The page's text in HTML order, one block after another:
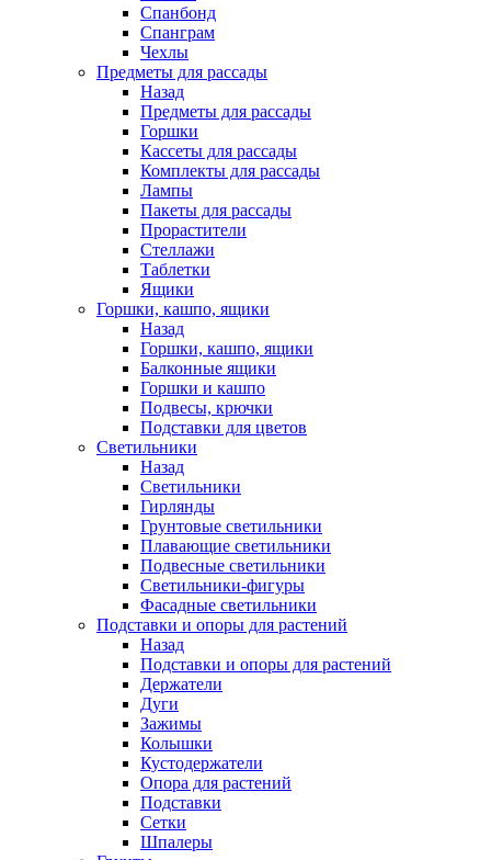
Спанбонд
Спанграм
Чехлы
Предметы для рассады
Назад
Предметы для рассады
Горшки
Кассеты для рассады
Комплекты для рассады
Лампы
Пакеты для рассады
Прорастители
Стеллажи
Таблетки
Ящики
Горшки, кашпо, ящики
Назад
Горшки, кашпо, ящики
Балконные ящики
Горшки и кашпо
Подвесы, крючки
Подставки для цветов
Светильники
Назад
Светильники
Гирлянды
Грунтовые светильники
Плавающие светильники
Подвесные светильники
Светильники-фигуры
Фасадные светильники
Подставки и опоры для растений
Назад
Подставки и опоры для растений
Держатели
Дуги
Зажимы
Колышки
Кустодержатели
Опора для растений
Подставки
Сетки
Шпалеры